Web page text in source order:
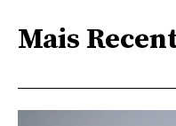
Mais